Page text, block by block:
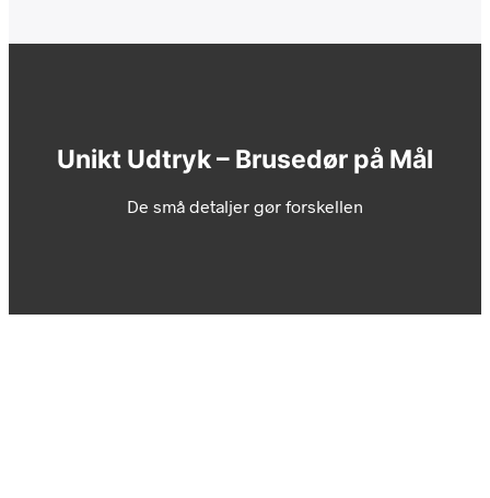
Unikt Udtryk – Brusedør på Mål
De små detaljer gør forskellen